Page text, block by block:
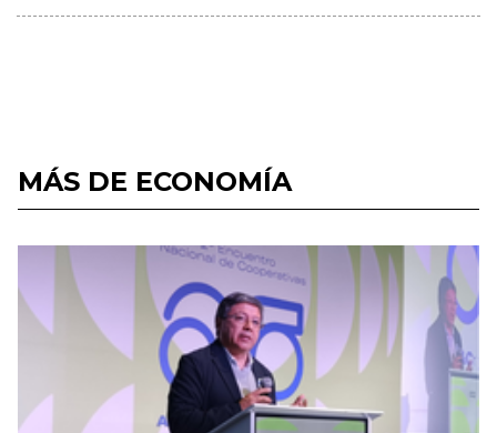
MÁS DE ECONOMÍA